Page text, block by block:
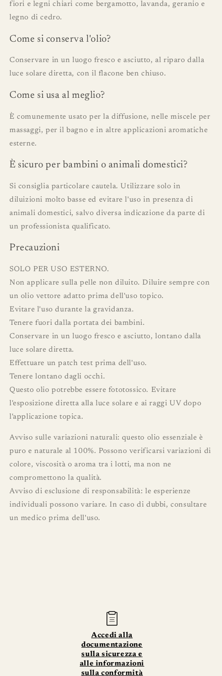
fiori e legni chiari come bergamotto, lavanda, geranio e
legno di cedro.
Come si conserva l'olio?
Conservare in un luogo fresco e asciutto, al riparo dalla
luce solare diretta, con il flacone ben chiuso.
Come si usa al meglio?
È comunemente usato per la diffusione, nelle miscele per
massaggi, per il bagno e in altre applicazioni aromatiche
esterne.
È sicuro per bambini o animali domestici?
Si consiglia particolare cautela. Utilizzare solo in
diluizioni molto basse ed evitare l'uso in presenza di
animali domestici, salvo diversa indicazione da parte di
un professionista qualificato.
Precauzioni
SOLO PER USO ESTERNO.
Non applicare sulla pelle non diluito. Diluire sempre con
un olio vettore adatto prima dell'uso topico.
Evitare l'uso durante la gravidanza.
Tenere fuori dalla portata dei bambini.
Conservare in un luogo fresco e asciutto, lontano dalla
luce solare diretta.
Effettuare un patch test prima dell'uso.
Tenere lontano dagli occhi.
Questo olio potrebbe essere fototossico. Evitare
l'esposizione diretta alla luce solare e ai raggi UV dopo
l'applicazione topica.
Avviso sulle variazioni naturali: questo olio essenziale è
puro e naturale al 100%. Possono verificarsi variazioni di
colore, viscosità o aroma tra i lotti, ma non ne
compromettono la qualità.
Avviso di esclusione di responsabilità: le esperienze
individuali possono variare. In caso di dubbi, consultare
un medico prima dell'uso.
Accedi alla
documentazione
sulla sicurezza e
alle informazioni
sulla conformità